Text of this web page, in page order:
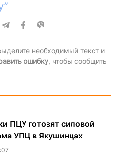
необходимый текст и
ошибку, чтобы сообщить
ПЦУ готовят силовой
УПЦ в Якушинцах